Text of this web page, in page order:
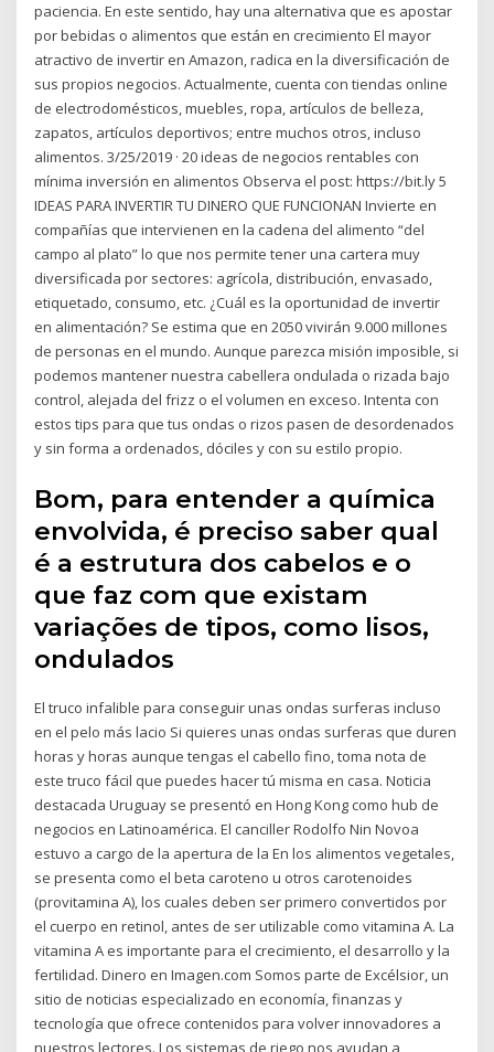
paciencia. En este sentido, hay una alternativa que es apostar
por bebidas o alimentos que están en crecimiento El mayor
atractivo de invertir en Amazon, radica en la diversificación de
sus propios negocios. Actualmente, cuenta con tiendas online
de electrodomésticos, muebles, ropa, artículos de belleza,
zapatos, artículos deportivos; entre muchos otros, incluso
alimentos. 3/25/2019 · 20 ideas de negocios rentables con
mínima inversión en alimentos Observa el post: https://bit.ly 5
IDEAS PARA INVERTIR TU DINERO QUE FUNCIONAN Invierte en
compañías que intervienen en la cadena del alimento “del
campo al plato” lo que nos permite tener una cartera muy
diversificada por sectores: agrícola, distribución, envasado,
etiquetado, consumo, etc. ¿Cuál es la oportunidad de invertir
en alimentación? Se estima que en 2050 vivirán 9.000 millones
de personas en el mundo. Aunque parezca misión imposible, si
podemos mantener nuestra cabellera ondulada o rizada bajo
control, alejada del frizz o el volumen en exceso. Intenta con
estos tips para que tus ondas o rizos pasen de desordenados
y sin forma a ordenados, dóciles y con su estilo propio.
Bom, para entender a química
envolvida, é preciso saber qual
é a estrutura dos cabelos e o
que faz com que existam
variações de tipos, como lisos,
ondulados
El truco infalible para conseguir unas ondas surferas incluso
en el pelo más lacio Si quieres unas ondas surferas que duren
horas y horas aunque tengas el cabello fino, toma nota de
este truco fácil que puedes hacer tú misma en casa. Noticia
destacada Uruguay se presentó en Hong Kong como hub de
negocios en Latinoamérica. El canciller Rodolfo Nin Novoa
estuvo a cargo de la apertura de la En los alimentos vegetales,
se presenta como el beta caroteno u otros carotenoides
(provitamina A), los cuales deben ser primero convertidos por
el cuerpo en retinol, antes de ser utilizable como vitamina A. La
vitamina A es importante para el crecimiento, el desarrollo y la
fertilidad. Dinero en Imagen.com Somos parte de Excélsior, un
sitio de noticias especializado en economía, finanzas y
tecnología que ofrece contenidos para volver innovadores a
nuestros lectores. Los sistemas de riego nos ayudan a